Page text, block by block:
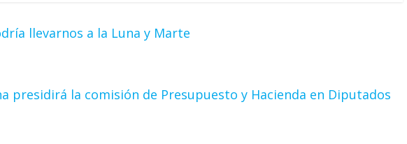
llevarnos a la Luna y Marte
presidirá la comisión de Presupuesto y Hacienda en Diputados